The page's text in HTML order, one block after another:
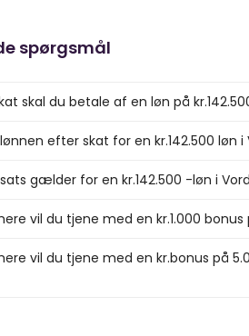
spørgsmål
skal du betale af en løn på
efter skat for en kr.142.500 løn i
gælder for en kr.142.500 -løn i
vil du tjene med en kr.1.000 bonus
vil du tjene med en kr.bonus på